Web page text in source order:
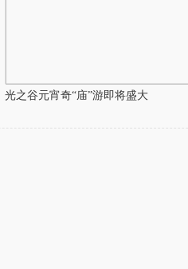
光之谷元宵奇“庙”游即将盛大